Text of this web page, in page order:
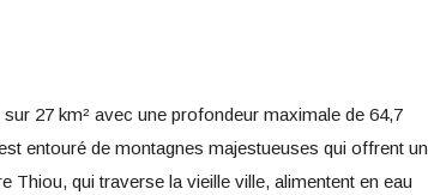
27 km² avec une profondeur maximale de 64,7
entouré de montagnes majestueuses qui offrent un
Thiou, qui traverse la vieille ville, alimentent en eau